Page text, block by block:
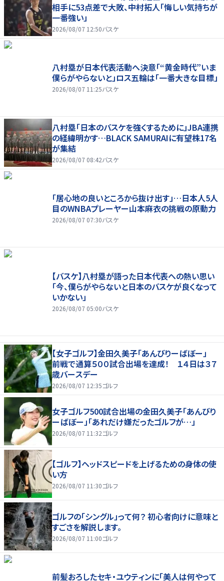
相手に53点差で大敗、中村拓人「悔しい気持ちが
一番強い」
2026/08/07 12:50バスケ
八村塁が日本代表活動へ決意「“黄金時代”いま
僕らがやらないと」ロス五輪は「一番大きな目標」
2026/08/07 11:25バスケ
八村塁「日本のバスケを強くするために」JBA連携
の経緯明かす…BLACK SAMURAIに有望株17名
が集結
2026/08/07 08:42バスケ
「居心地の良いところから抜け出す」…日本人5人
目のWNBAプレーヤー山本麻衣の挑戦の原動力
2026/08/07 07:30バスケ
【バスケ】八村塁が語った日本代表への熱い思い
「今、僕らがやらないと日本のバスケが良くなって
いかない」
2026/08/07 05:00バスケ
【女子ゴルフ】金田久美子「あんびりーばぼー」
前戦で通算５００試合出場を達成！ １４日は３７
歳バースデー
2026/08/07 12:35ゴルフ
女子ゴルフ500試合出場の金田久美子「あんびり
ーばぼー」「あれだけ嫌だったゴルフが…」
2026/08/07 11:32ゴルフ
【ゴルフ】ヘッドスピードを上げるための身体の使
い方
2026/08/07 11:30ゴルフ
ゴルフの「シングル」って何？ 初心者向けに意味と
すごさを解説します。
2026/08/07 11:00ゴルフ
前髪おろしたセキ・ユウティンに「美人は何やって